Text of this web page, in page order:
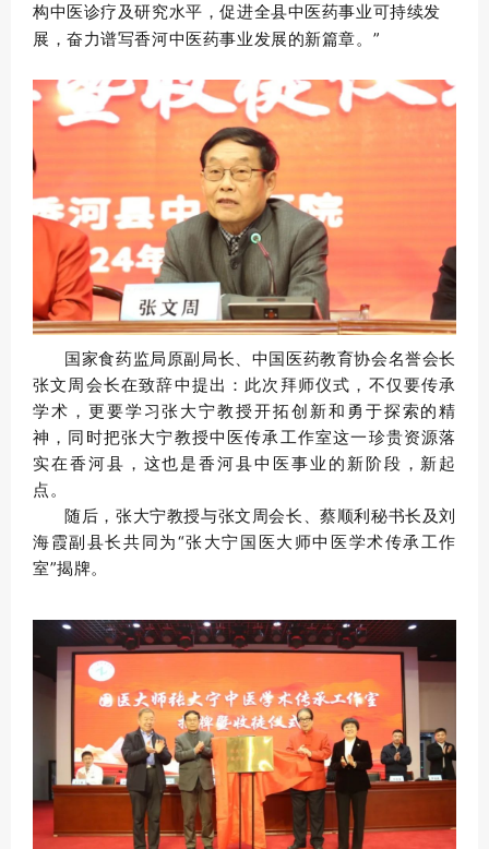
构中医诊疗及研究水平，促进全县中医药事业可持续发
展，奋力谱写香河中医药事业发展的新篇章。”
国家食药监局原副局长、中国医药教育协会名誉会长
张文周会长在致辞中提出：此次拜师仪式，不仅要传承
学术，更要学习张大宁教授开拓创新和勇于探索的精
神，同时把张大宁教授中医传承工作室这一珍贵资源落
实在香河县，这也是香河县中医事业的新阶段，新起
点。
随后，张大宁教授与张文周会长、蔡顺利秘书长及刘
海霞副县长共同为“张大宁国医大师中医学术传承工作
室”揭牌。